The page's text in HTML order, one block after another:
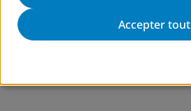
Accepter tout